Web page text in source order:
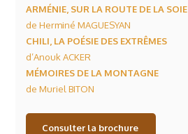
ARMÉNIE, SUR LA ROUTE DE LA SOIE
de Herminé MAGUESYAN
CHILI, LA POÉSIE DES EXTRÊMES
d’Anouk ACKER
MÉMOIRES DE LA MONTAGNE
de Muriel BITON
Consulter la brochure